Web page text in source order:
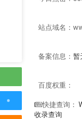
站点域名：
备案信息： 暂
百度权重：
快捷查询：
收录查询